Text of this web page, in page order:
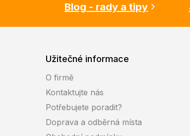
Blog - rady a tipy
Užitečné informace
O firmě
Kontaktujte nás
Potřebujete poradit?
Doprava a odběrná místa